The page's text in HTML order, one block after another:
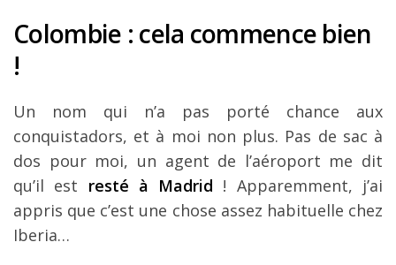
Colombie : cela commence bien
!
Un nom qui n’a pas porté chance aux
conquistadors, et à moi non plus. Pas de sac à
dos pour moi, un agent de l’aéroport me dit
qu’il est resté à Madrid ! Apparemment, j’ai
appris que c’est une chose assez habituelle chez
Iberia…